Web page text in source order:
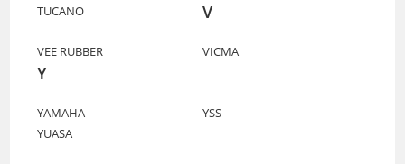
TUCANO V
VEE RUBBER VICMA
Y
YAMAHA
YSS
YUASA